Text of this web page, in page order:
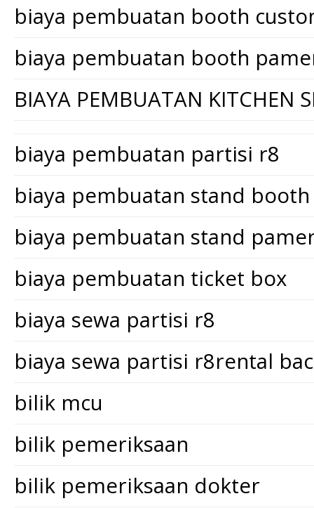
biaya pembuatan booth
biaya pembuatan booth
BIAYA PEMBUATAN KITCHEN
biaya pembuatan partisi r8
biaya pembuatan stand booth
biaya pembuatan stand
biaya pembuatan ticket box
biaya sewa partisi r8
biaya sewa partisi r8rental
bilik mcu
bilik pemeriksaan
bilik pemeriksaan dokter